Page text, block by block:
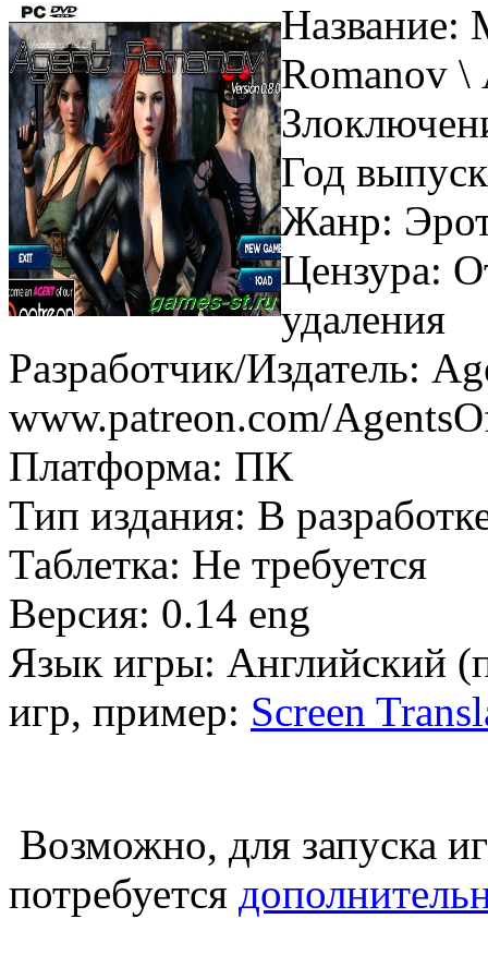
Название:
Romanov \
Год
Жанр:
Цензура:
удаления
Разработчик/Издатель:
www.patreon.com/
Платформа: ПК
Тип издания: В
Таблетка: Не требуется
Версия: 0.14 eng
Язык игры: Английский
игр, пример: Screen
Возможно, для запуска
потребуется